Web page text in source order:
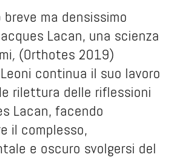
ma densissimo
Lacan, una scienza
, (Orthotes 2019)
continua il suo lavoro
rilettura delle riflessioni
Lacan, facendo
il complesso,
e oscuro svolgersi del